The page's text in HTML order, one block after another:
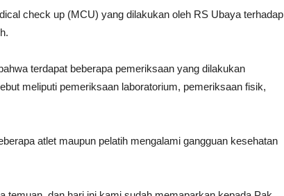
check up (MCU) yang dilakukan oleh RS Ubaya terhadap
terdapat beberapa pemeriksaan yang dilakukan
meliputi pemeriksaan laboratorium, pemeriksaan fisik,
atlet maupun pelatih mengalami gangguan kesehatan